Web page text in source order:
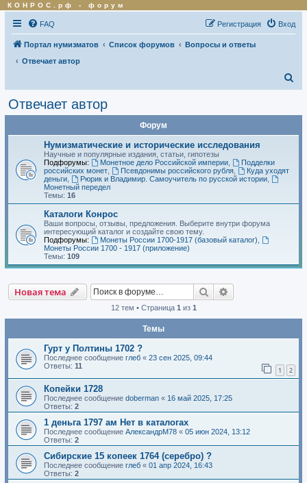
КОНРОС.рф - форум
FAQ Вход
Регистрация
Портал нумизматов Список форумов
Вопросы и ответы
Отвечает автор
Отвечает автор
Форум
Нумизматические и исторические исследования
Научные и популярные издания, статьи, гипотезы
Подфорумы:
Монетное дело Российской империи,
Подделки
российских монет
Псевдонимы российского рубля,
Куда уходят
деньги
Рюрик и Владимир. Самоучитель по русской истории,
Монетный передел
Темы: 16
Каталоги Конрос
Ваши вопросы, отзывы, предложения. Выберите внутри форума
интересующий каталог и создайте свою тему.
Подфорумы:
Монеты России 1700-1917 (базовый каталог)
Монеты России 1700 - 1917 (приложение)
Темы: 109
Новая тема Поиск
12 тем • Страница 1 из 1
Темы
Гурт у Полтины 1702 ?
Последнее сообщение глеб « 23 сен 2025, 09:44
Ответы: 11 1 2
Копейки 1728
Последнее сообщение doberman « 16 май 2025, 17:25
Ответы: 2
1 деньга 1797 ам Нет в каталогах
Последнее сообщение АлександрМ78 « 05 июн 2024, 13:12
Ответы: 2
Сибирские 15 копеек 1764 (серебро) ?
Последнее сообщение глеб « 01 апр 2024, 16:43
Ответы: 2